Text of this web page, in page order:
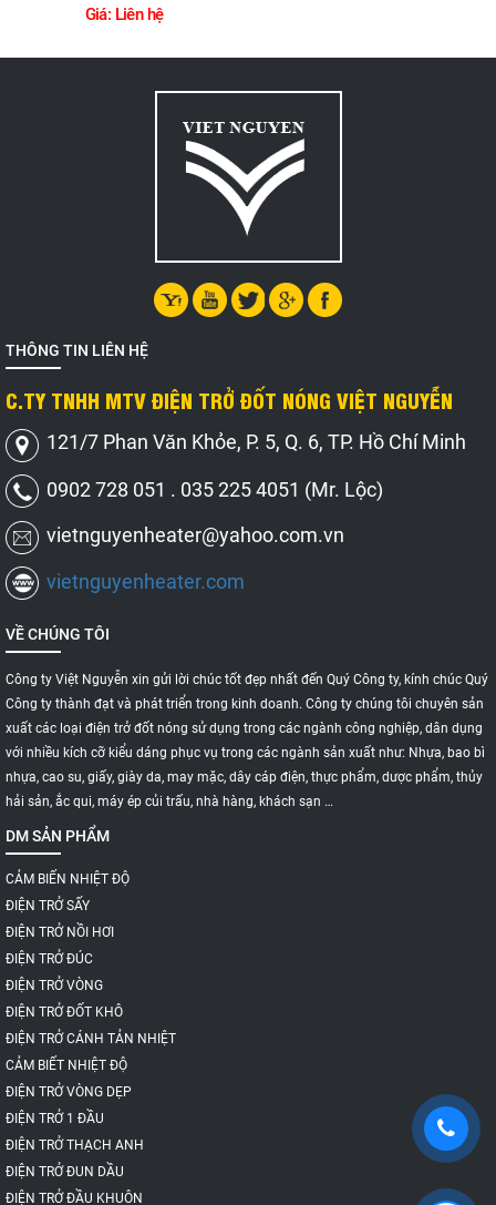
Giá: Liên hệ
THÔNG TIN LIÊN HỆ
C.TY TNHH MTV ĐIỆN TRỞ ĐỐT NÓNG VIỆT NGUYỄN
121/7 Phan Văn Khỏe, P. 5, Q. 6, TP. Hồ Chí Minh
0902 728 051 . 035 225 4051 (Mr. Lộc)
vietnguyenheater@yahoo.com.vn
vietnguyenheater.com
VỀ CHÚNG TÔI
Công ty Việt Nguyễn xin gửi lời chúc tốt đẹp nhất đến Quý Công ty, kính chúc Quý
Công ty thành đạt và phát triển trong kinh doanh. Công ty chúng tôi chuyên sản
xuất các loại điện trở đốt nóng sử dụng trong các ngành công nghiệp, dân dụng
với nhiều kích cỡ kiểu dáng phục vụ trong các ngành sản xuất như: Nhựa, bao bì
nhựa, cao su, giấy, giày da, may mặc, dây cáp điện, thực phẩm, dược phẩm, thủy
hải sản, ắc qui, máy ép củi trấu, nhà hàng, khách sạn …
DM SẢN PHẨM
CẢM BIẾN NHIỆT ĐỘ
ĐIỆN TRỞ SẤY
ĐIỆN TRỞ NỒI HƠI
ĐIỆN TRỞ ĐÚC
ĐIỆN TRỞ VÒNG
ĐIỆN TRỞ ĐỐT KHÔ
ĐIỆN TRỞ CÁNH TẢN NHIỆT
CẢM BIẾT NHIỆT ĐỘ
ĐIỆN TRỞ VÒNG DẸP
ĐIỆN TRỞ 1 ĐẦU
ĐIỆN TRỞ THẠCH ANH
ĐIỆN TRỞ ĐUN DẦU
ĐIỆN TRỞ ĐẦU KHUÔN